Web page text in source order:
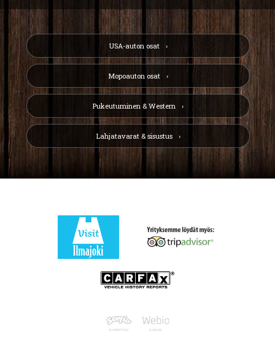
USA-auton osat
Mopoauton osat
Pukeutuminen & Western
Lahjatavarat & sisustus